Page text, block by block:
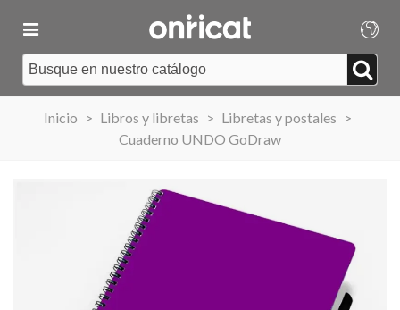
Inicio > Libros y libretas > Libretas y postales >
Cuaderno UNDO GoDraw